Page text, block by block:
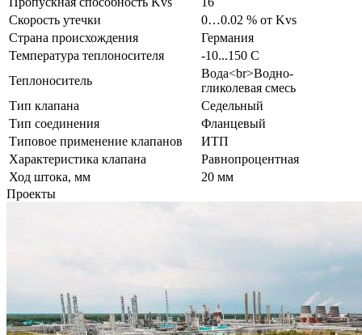
Скорость утечки
0…0.02 % от Kvs
Страна происхождения
Германия
Температура теплоносителя
-10...150 C
Теплоноситель
Вода<br>Водно-
гликолевая смесь
Тип клапана
Седельный
Тип соединения
Фланцевый
Типовое применение клапанов
ИТП
Характеристика клапана
Равнопроцентная
Ход штока, мм
20 мм
Проекты